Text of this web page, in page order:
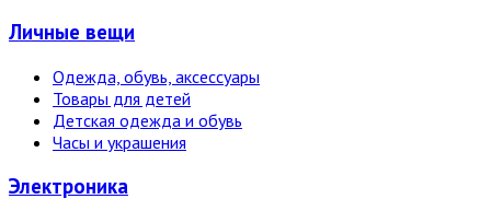
Личные вещи
Одежда, обувь, аксессуары
Товары для детей
Детская одежда и обувь
Часы и украшения
Электро­ника